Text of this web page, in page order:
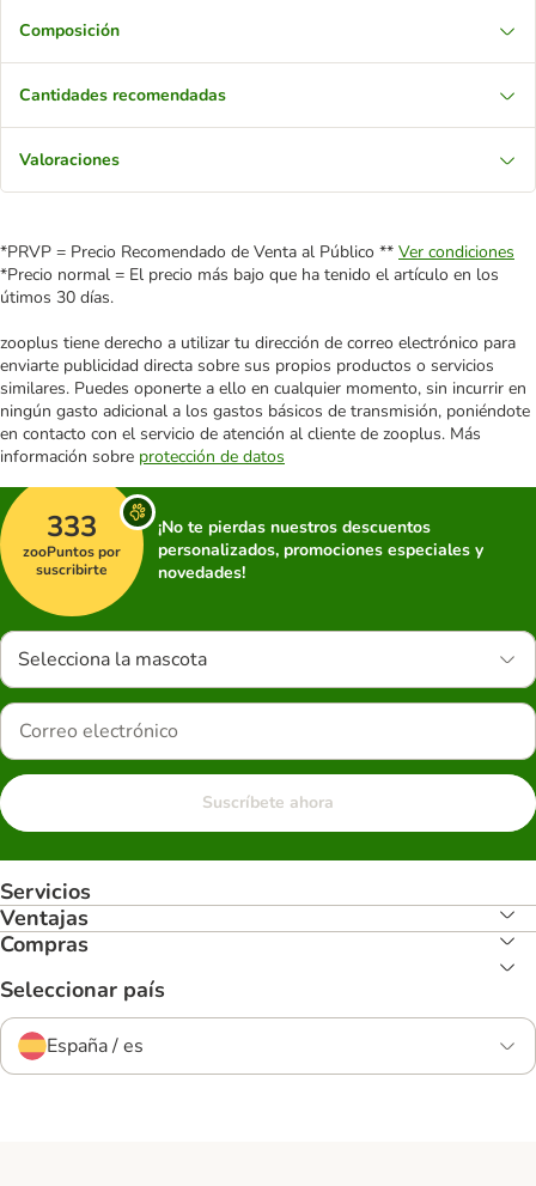
Composición
Cantidades recomendadas
Valoraciones
*PRVP = Precio Recomendado de Venta al Público ** Ver condiciones
*Precio normal = El precio más bajo que ha tenido el artículo en los
útimos 30 días.
zooplus tiene derecho a utilizar tu dirección de correo electrónico para
enviarte publicidad directa sobre sus propios productos o servicios
similares. Puedes oponerte a ello en cualquier momento, sin incurrir en
ningún gasto adicional a los gastos básicos de transmisión, poniéndote
en contacto con el servicio de atención al cliente de zooplus. Más
información sobre protección de datos
333
zooPuntos por
suscribirte
¡No te pierdas nuestros descuentos
personalizados, promociones especiales y
novedades!
Selecciona la mascota
Suscríbete ahora
Servicios
Ventajas
Compras
Seleccionar país
España / es